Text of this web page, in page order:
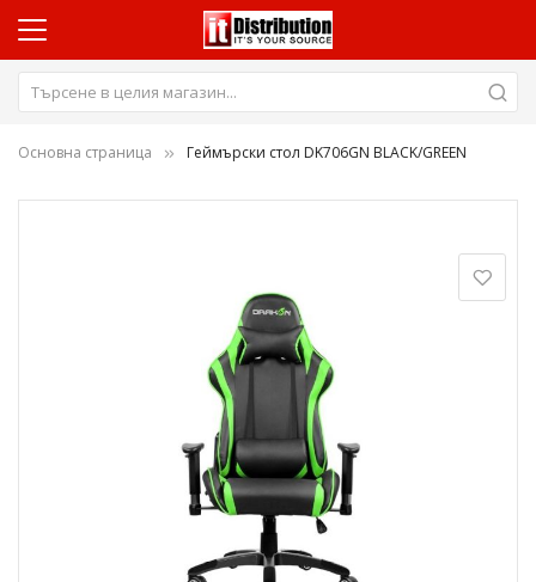
Основна страница Геймърски стол DK706GN BLACK/GREEN